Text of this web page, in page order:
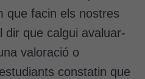
que facin els nostres
dir que calgui avaluar-
valoració o
constatin que